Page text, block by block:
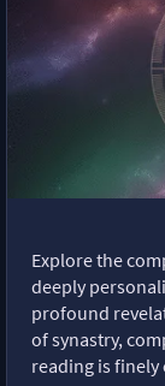
Explore the
deeply
profound
of synastry,
reading is